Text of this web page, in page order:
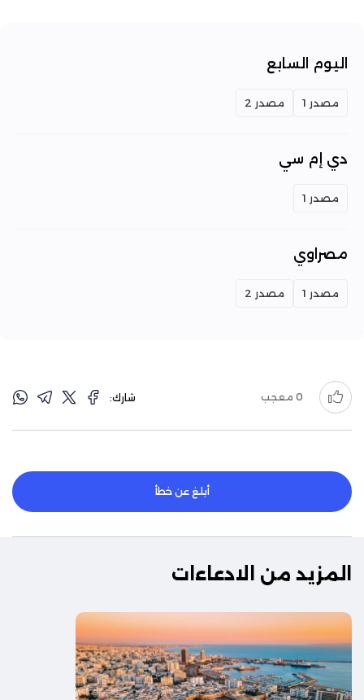
اليوم السابع
مصدر 1 مصدر 2
دي إم سي
مصدر 1
مصراوي
مصدر 1 مصدر 2
0 معجب شارك:
أبلغ عن خطأ
المزيد من الادعاءات